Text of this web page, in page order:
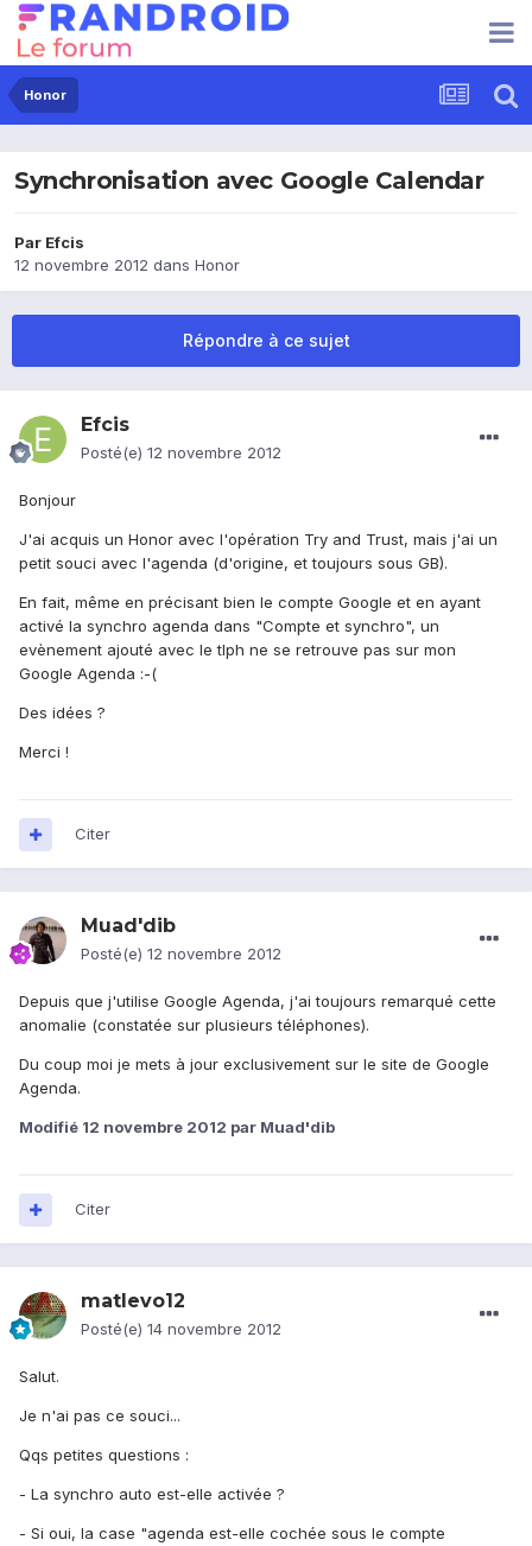
Honor
Synchronisation avec Google Calendar
Par Efcis
12 novembre 2012 dans Honor
Répondre à ce sujet
Efcis
Posté(e) 12 novembre 2012
Bonjour
J'ai acquis un Honor avec l'opération Try and Trust, mais j'ai un
petit souci avec l'agenda (d'origine, et toujours sous GB).
En fait, même en précisant bien le compte Google et en ayant
activé la synchro agenda dans "Compte et synchro", un
evènement ajouté avec le tlph ne se retrouve pas sur mon
Google Agenda :-(
Des idées ?
Merci !
Citer
Muad'dib
Posté(e) 12 novembre 2012
Depuis que j'utilise Google Agenda, j'ai toujours remarqué cette
anomalie (constatée sur plusieurs téléphones).
Du coup moi je mets à jour exclusivement sur le site de Google
Agenda.
Modifié 12 novembre 2012 par Muad'dib
Citer
matlevo12
Posté(e) 14 novembre 2012
Salut.
Je n'ai pas ce souci...
Qqs petites questions :
- La synchro auto est-elle activée ?
- Si oui, la case "agenda est-elle cochée sous le compte